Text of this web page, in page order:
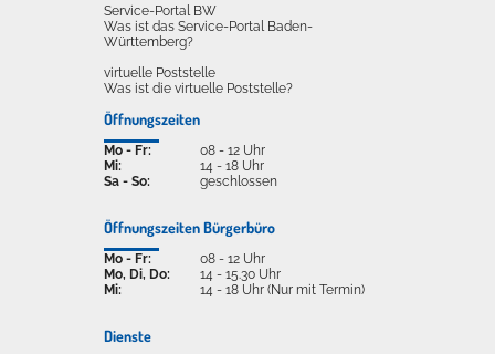
Service-Portal BW
Was ist das Service-Portal Baden-
Württemberg?
virtuelle Poststelle
Was ist die virtuelle Poststelle?
Öffnungszeiten
Mo - Fr:
Mi:
Sa - So:
08 - 12 Uhr
14 - 18 Uhr
geschlossen
Öffnungszeiten Bürgerbüro
Mo - Fr:
Mo, Di, Do:
Mi:
08 - 12 Uhr
14 - 15.30 Uhr
14 - 18 Uhr (Nur mit Termin)
Dienste